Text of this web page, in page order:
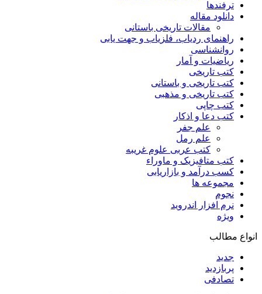
ترفندها
دانلود مقاله
مقالات تاریخی باستانی
راهنمای ردیاب، فلزیاب و جهت یابی
روانشناسی
ریاضیات و آمار
کتب تاریخی
کتب تاریخی و باستانی
کتب تاریخی و مذهبی
کتب چاپی
کتب دعا و اذکار
علم جفر
علم رمل
کتب عربی علوم غریبه
کتب متافیزیک و ماوراء
کسب درآمد و بازاریابی
مجموعه ها
نجوم
نرم افزار اندروید
ویژه
انواع مطالب
جدید
پربازدید
تصادفی